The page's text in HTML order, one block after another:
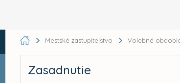
Mestské zastupiteľstvo Volebné
Zasadnutie